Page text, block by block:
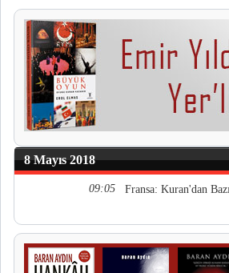
8 Mayıs 2018
09:05 Fransa: Kuran'dan